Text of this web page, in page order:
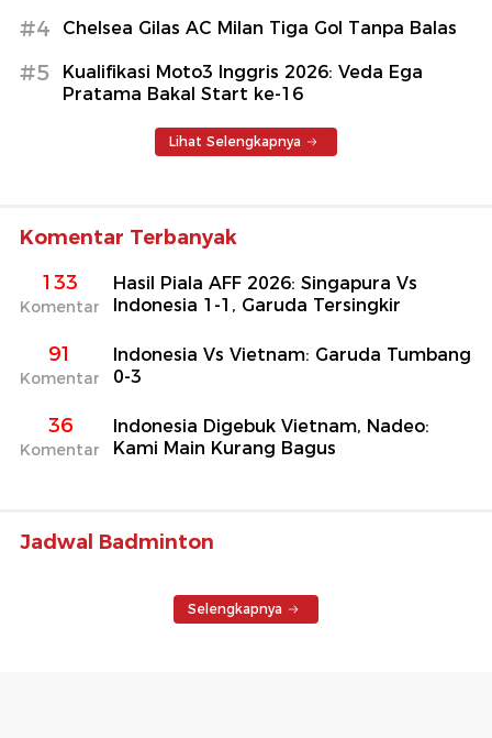
#4 Chelsea Gilas AC Milan Tiga Gol Tanpa Balas
#5
Kualifikasi Moto3 Inggris 2026: Veda Ega
Pratama Bakal Start ke-16
Lihat Selengkapnya
Komentar Terbanyak
133
Komentar
Hasil Piala AFF 2026: Singapura Vs
Indonesia 1-1, Garuda Tersingkir
91
Komentar
Indonesia Vs Vietnam: Garuda Tumbang
0-3
36
Komentar
Indonesia Digebuk Vietnam, Nadeo:
Kami Main Kurang Bagus
Jadwal Badminton
Selengkapnya